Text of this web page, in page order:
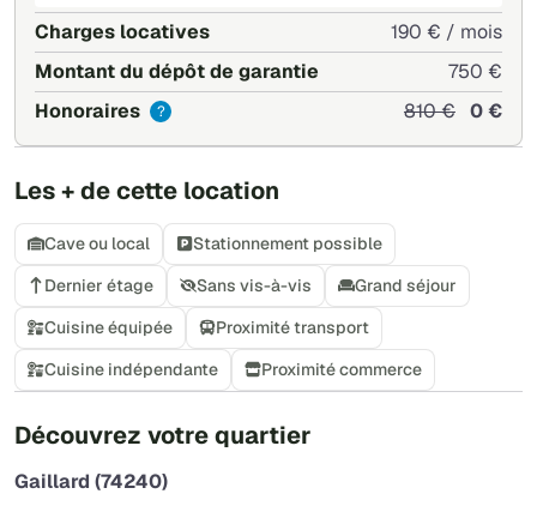
Charges locatives
190 € / mois
Montant du dépôt de garantie
750 €
Honoraires
? 810 € 0 €
Les + de cette location
Cave ou local
Stationnement possible
Dernier étage
Sans vis-à-vis
Grand séjour
Cuisine équipée
Proximité transport
Cuisine indépendante
Proximité commerce
Découvrez votre quartier
Gaillard (74240)